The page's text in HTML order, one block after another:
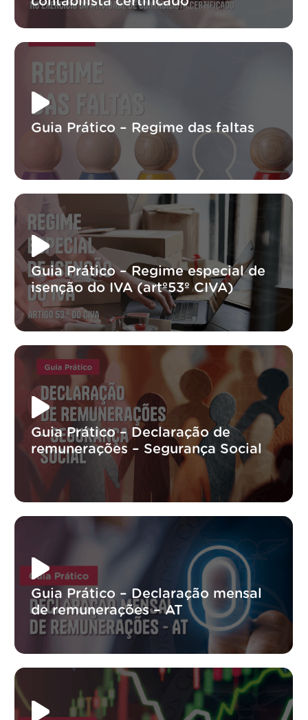
Guia Prático – Regime das faltas
Guia Prático – Regime especial de
isenção do IVA (artº53º CIVA)
Guia Prático – Declaração de
remunerações – Segurança Social
Guia Prático – Declaração mensal
de remunerações – AT